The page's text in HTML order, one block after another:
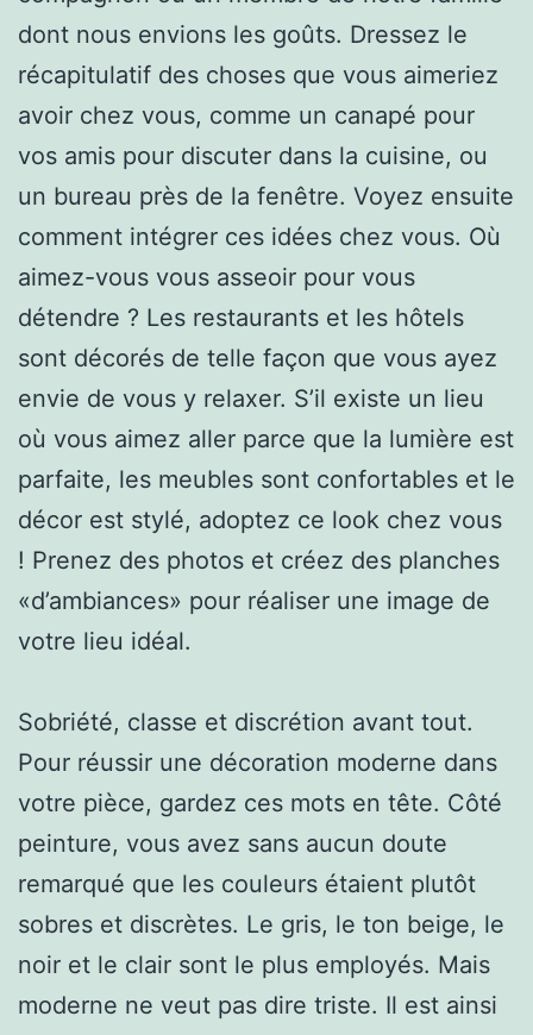
dont nous envions les goûts. Dressez le
récapitulatif des choses que vous aimeriez
avoir chez vous, comme un canapé pour
vos amis pour discuter dans la cuisine, ou
un bureau près de la fenêtre. Voyez ensuite
comment intégrer ces idées chez vous. Où
aimez-vous vous asseoir pour vous
détendre ? Les restaurants et les hôtels
sont décorés de telle façon que vous ayez
envie de vous y relaxer. S’il existe un lieu
où vous aimez aller parce que la lumière est
parfaite, les meubles sont confortables et le
décor est stylé, adoptez ce look chez vous
! Prenez des photos et créez des planches
«d’ambiances» pour réaliser une image de
votre lieu idéal.
Sobriété, classe et discrétion avant tout.
Pour réussir une décoration moderne dans
votre pièce, gardez ces mots en tête. Côté
peinture, vous avez sans aucun doute
remarqué que les couleurs étaient plutôt
sobres et discrètes. Le gris, le ton beige, le
noir et le clair sont le plus employés. Mais
moderne ne veut pas dire triste. Il est ainsi